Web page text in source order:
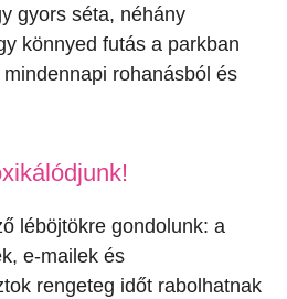
gyors séta, néhány
könnyed futás a parkban
rohanásból és
léböjtökre gondolunk: a
e-mailek és
rengeteg időt rabolhatnak